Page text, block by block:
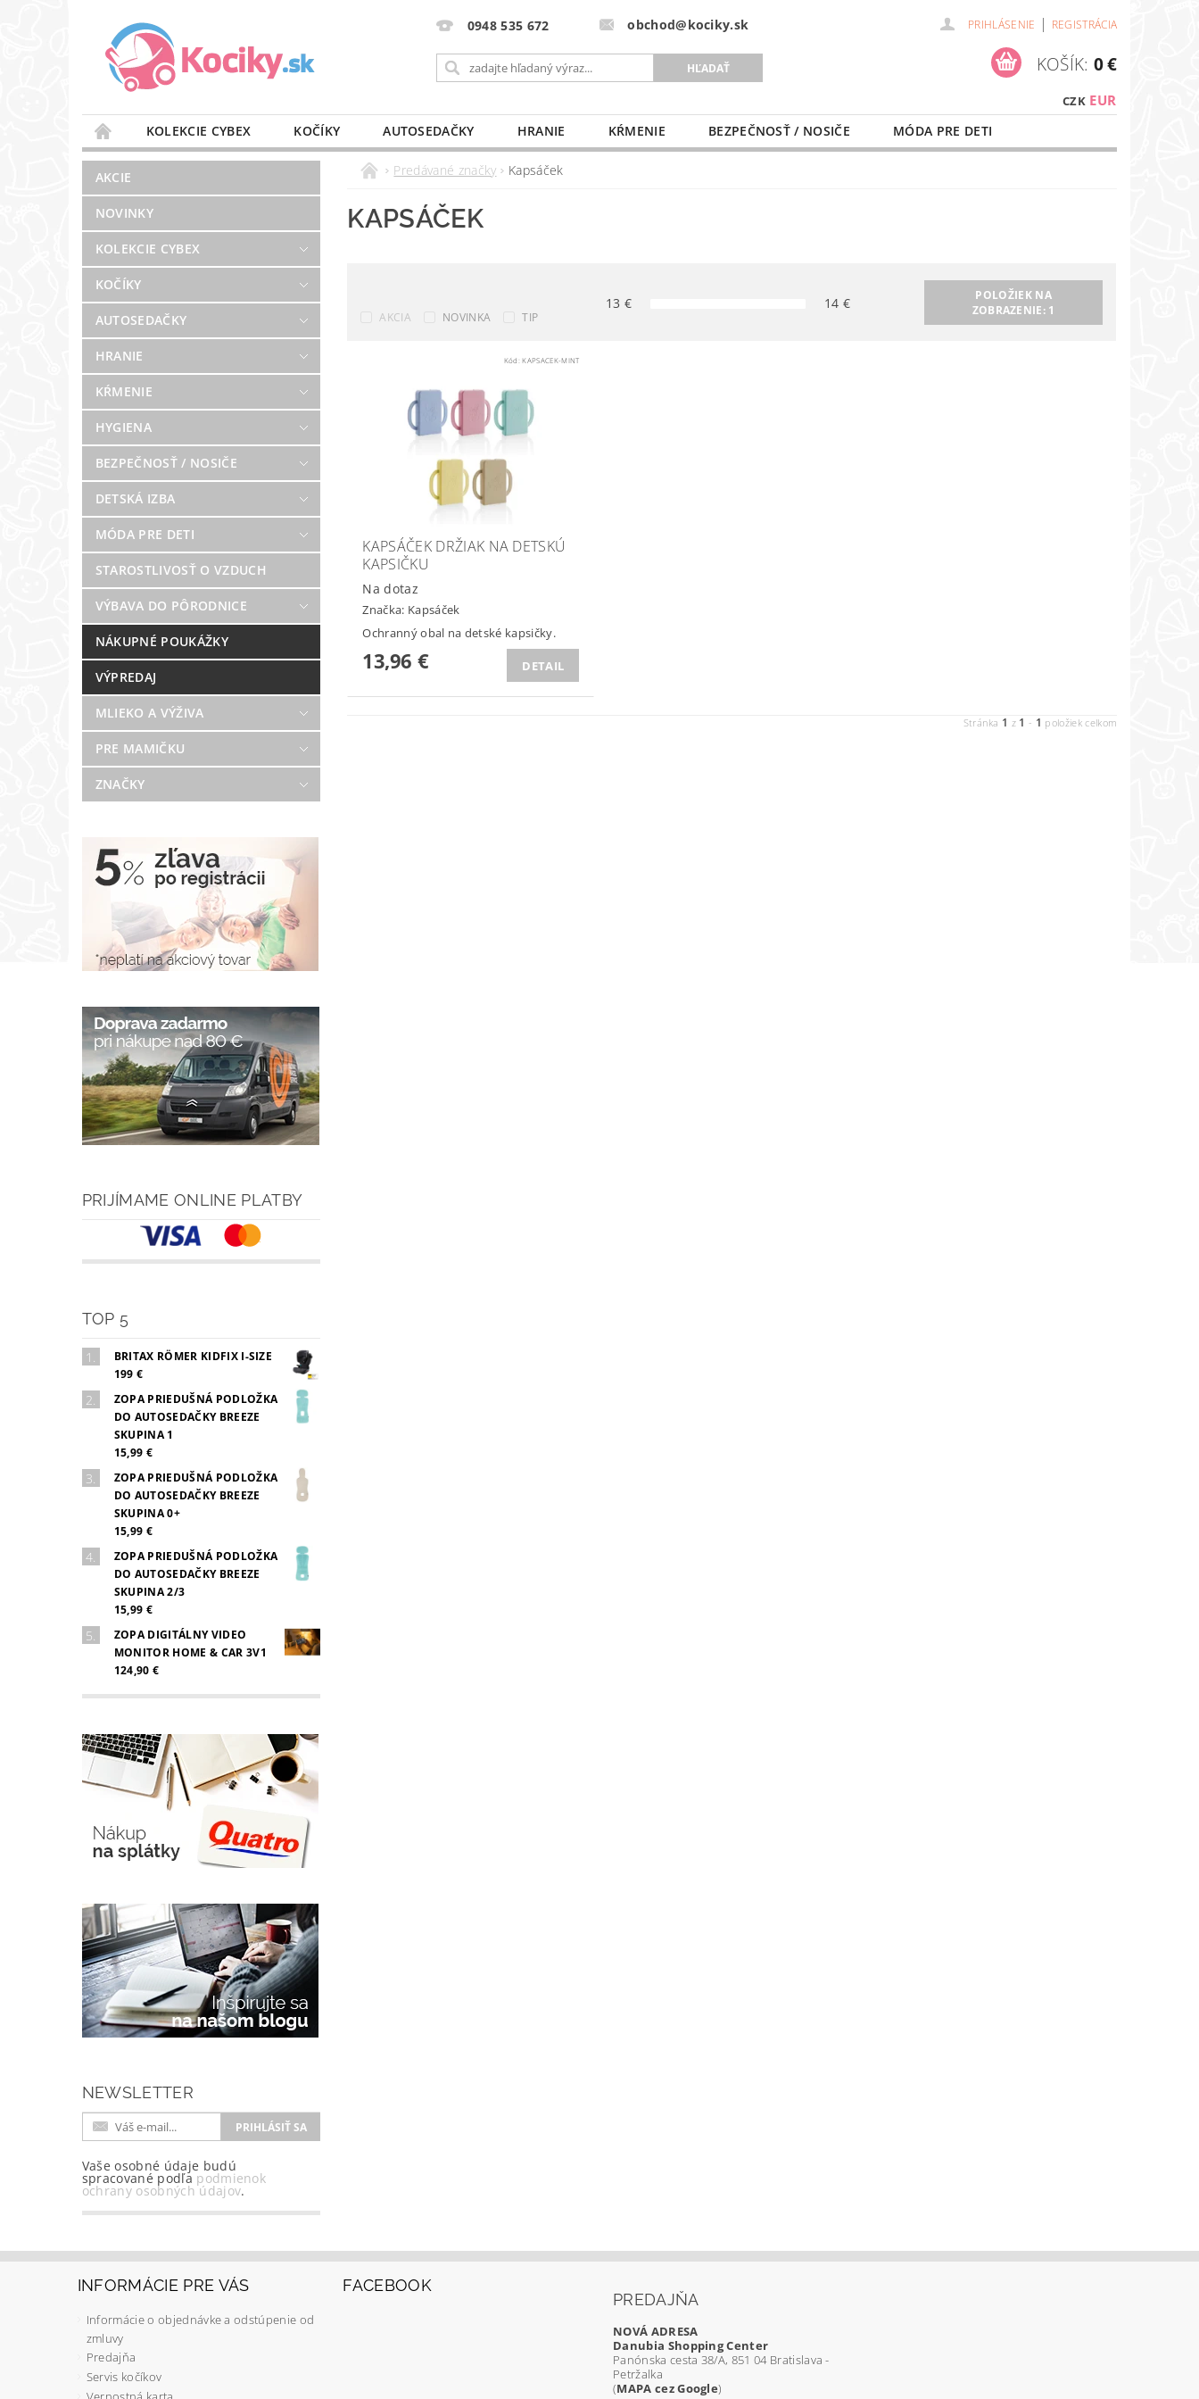
0948 535 672 obchod@kociky.sk PRIHLÁSENIE | REGISTRÁCIA
CZK EUR
KOŠÍK: 0 €
KOLEKCIE CYBEX KOČÍKY AUTOSEDAČKY HRANIE KŔMENIE BEZPEČNOSŤ / NOSIČE
MÓDA PRE DETI
STAROSTLIVOSŤ O VZDUCH
VÝBAVA DO PÔRODNICE MLIEKO A VÝŽIVA
BLOG
PREDAJŇA KONTAKT
AKCIE
NOVINKY
KOLEKCIE CYBEX
KOČÍKY
AUTOSEDAČKY
HRANIE
KŔMENIE
HYGIENA
BEZPEČNOSŤ / NOSIČE
DETSKÁ IZBA
MÓDA PRE DETI
STAROSTLIVOSŤ O VZDUCH
VÝBAVA DO PÔRODNICE
NÁKUPNÉ POUKÁŽKY
VÝPREDAJ
MLIEKO A VÝŽIVA
PRE MAMIČKU
ZNAČKY
PRIJÍMAME ONLINE PLATBY
TOP 5
BRITAX RÖMER KIDFIX I-SIZE
199 €
ZOPA PRIEDUŠNÁ PODLOŽKA
DO AUTOSEDAČKY BREEZE
SKUPINA 1
15,99 €
ZOPA PRIEDUŠNÁ PODLOŽKA
DO AUTOSEDAČKY BREEZE
SKUPINA 0+
15,99 €
ZOPA PRIEDUŠNÁ PODLOŽKA
DO AUTOSEDAČKY BREEZE
SKUPINA 2/3
15,99 €
ZOPA DIGITÁLNY VIDEO
MONITOR HOME & CAR 3V1
124,90 €
NEWSLETTER
Vaše osobné údaje budú
spracované podľa podmienok
ochrany osobných údajov.
Predávané značky Kapsáček
KAPSÁČEK
AKCIA NOVINKA TIP
13 € 14 €
POLOŽIEK NA
ZOBRAZENIE: 1
Kód:KAPSACEK-MINT
KAPSÁČEK DRŽIAK NA DETSKÚ
KAPSIČKU
Na dotaz
Značka: Kapsáček
Ochranný obal na detské kapsičky.
13,96 € DETAIL
Stránka 1 z 1 - 1 položiek celkom
INFORMÁCIE PRE VÁS
Informácie o objednávke a odstúpenie od
zmluvy
Predajňa
Servis kočíkov
FACEBOOK
PREDAJŇA
NOVÁ ADRESA
Danubia Shopping Center
Panónska cesta 38/A, 851 04 Bratislava -
Petržalka
(MAPA cez Google)